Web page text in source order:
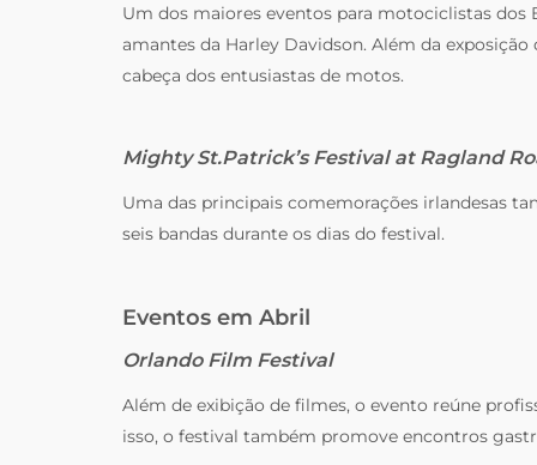
Um dos maiores eventos para motociclistas dos
amantes da Harley Davidson. Além da
cabeça dos entusiastas de motos.
Mighty St.Patrick’s Festival at Ragland
Uma das principais comemorações irlandesas
seis bandas durante os dias do festival.
Eventos em Abril
Orlando Film Festival
Além de exibição de filmes, o evento reúne
isso, o festival também promove encontros